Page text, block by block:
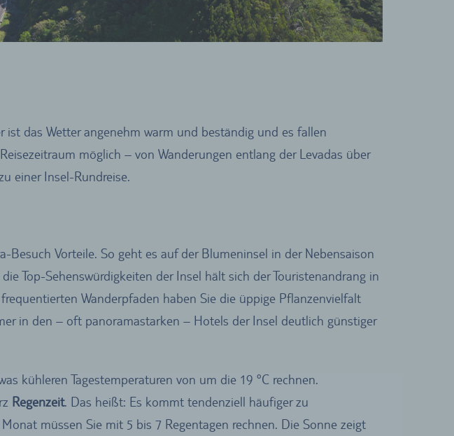
ist das Wetter angenehm warm und beständig und es fallen
möglich – von Wanderungen entlang der Levadas über
einer Insel-Rundreise.
Besuch Vorteile. So geht es auf der Blumeninsel in der Nebensaison
Top-Sehenswürdigkeiten der Insel hält sich der Touristenandrang in
Wanderpfaden haben Sie die üppige Pflanzenvielfalt
in den – oft panoramastarken – Hotels der Insel deutlich günstiger
kühleren Tagestemperaturen von um die 19 °C rechnen.
Regenzeit. Das heißt: Es kommt tendenziell häufiger zu
müssen Sie mit 5 bis 7 Regentagen rechnen. Die Sonne zeigt